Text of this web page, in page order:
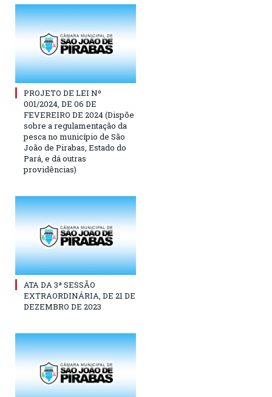
PROJETO DE LEI Nº
001/2024, DE 06 DE
FEVEREIRO DE 2024 (Dispõe
sobre a regulamentação da
pesca no município de São
João de Pirabas, Estado do
Pará, e dá outras
providências)
ATA DA 3ª SESSÃO
EXTRAORDINÁRIA, DE 21 DE
DEZEMBRO DE 2023